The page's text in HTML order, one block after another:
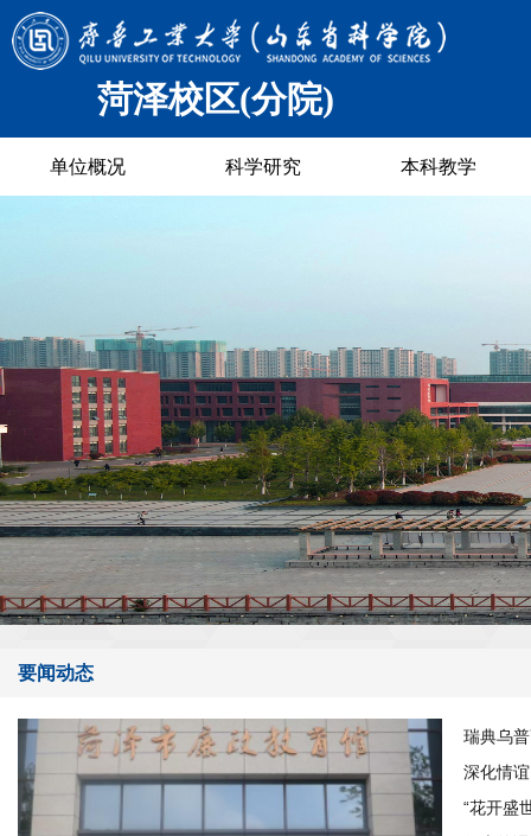
菏泽校区(分院)
单位概况 科学研究 本科教学
要闻动态
瑞典乌
深化情
“花开盛